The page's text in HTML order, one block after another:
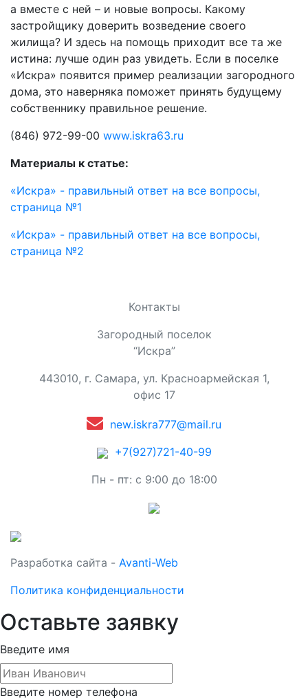
а вместе с ней – и новые вопросы. Какому
застройщику доверить возведение своего
жилища? И здесь на помощь приходит все та же
истина: лучше один раз увидеть. Если в поселке
«Искра» появится пример реализации загородного
дома, это наверняка поможет принять будущему
собственнику правильное решение.
(846) 972-99-00 www.iskra63.ru
Материалы к статье:
«Искра» - правильный ответ на все вопросы,
страница №1
«Искра» - правильный ответ на все вопросы,
страница №2
Контакты
Загородный поселок
“Искра”
443010, г. Самара, ул. Красноармейская 1,
офис 17
new.iskra777@mail.ru
+7(927)721-40-99
Пн - пт: с 9:00 до 18:00
Разработка сайта - Avanti-Web
Политика конфиденциальности
Оставьте заявку
Введите имя
Введите номер телефона